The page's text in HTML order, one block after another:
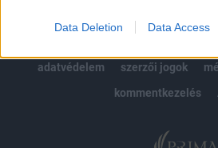
Data Deletion Data Access
adatvédelem
szerzői jogok
kommentkezelés